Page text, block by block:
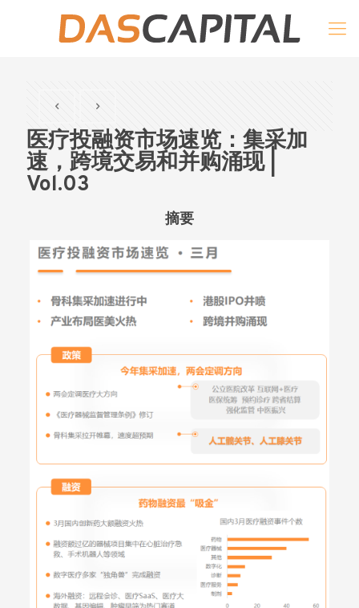
医疗投融资市场速览：集采加
速，跨境交易和并购涌现 |
Vol.03
摘要